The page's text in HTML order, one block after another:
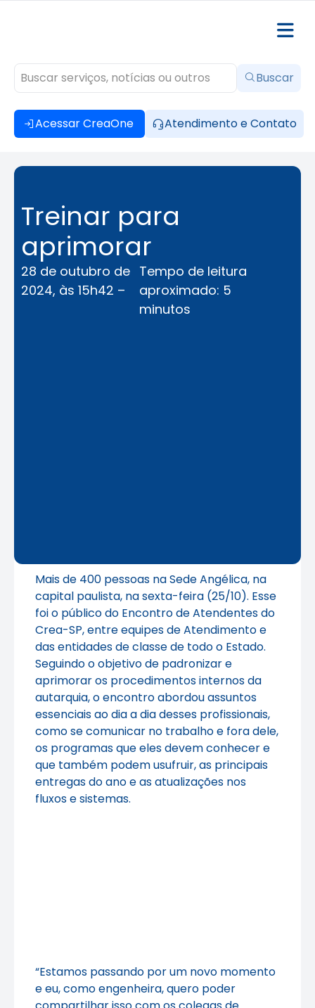
Acessar CreaOne Atendimento e Contato
Buscar
Treinar para
aprimorar
28 de outubro de
2024, às 15h42 –
Tempo de leitura
aproximado: 5
minutos
Mais de 400 pessoas na Sede Angélica, na
capital paulista, na sexta-feira (25/10). Esse
foi o público do Encontro de Atendentes do
Crea-SP, entre equipes de Atendimento e
das entidades de classe de todo o Estado.
Seguindo o objetivo de padronizar e
aprimorar os procedimentos internos da
autarquia, o encontro abordou assuntos
essenciais ao dia a dia desses profissionais,
como se comunicar no trabalho e fora dele,
os programas que eles devem conhecer e
que também podem usufruir, as principais
entregas do ano e as atualizações nos
fluxos e sistemas.
“Estamos passando por um novo momento
e eu, como engenheira, quero poder